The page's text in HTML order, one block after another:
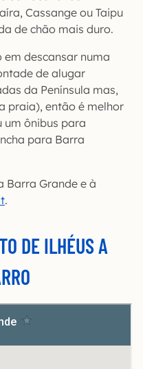
Cassange ou Taipu
de chão mais duro.
em descansar numa
de alugar
da Península mas,
praia), então é melhor
um ônibus para
para Barra
Barra Grande e à
.
DE ILHÉUS A